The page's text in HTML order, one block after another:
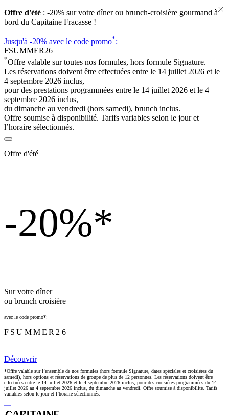
Offre d'été : -20% sur votre dîner ou brunch-croisière gourmand à
bord du Capitaine Fracasse !
Jusqu'à -20% avec le code promo*:
FSUMMER26
*Offre valable sur toutes nos formules, hors formule Signature.
Les réservations doivent être effectuées entre le 14 juillet 2026 et le
4 septembre 2026 inclus,
pour des prestations programmées entre le 14 juillet 2026 et le 4
septembre 2026 inclus,
du dimanche au vendredi (hors samedi), brunch inclus.
Offre soumise à disponibilité. Tarifs variables selon le jour et
l’horaire sélectionnés.
Offre d'été
-20%*
Sur votre dîner
ou brunch croisière
avec le code promo*:
FSUMMER26
Découvrir
*Offre valable sur l’ensemble de nos formules (hors formule Signature, dates spéciales et croisières du
samedi), hors options et réservations de groupe de plus de 12 personnes. Les réservations doivent être
effectuées entre le 14 juillet 2026 et le 4 septembre 2026 inclus, pour des croisières programmées du 14
juillet 2026 au 4 septembre 2026 inclus, du dimanche au vendredi. Offre soumise à disponibilité. Tarifs
variables selon le jour et l’horaire sélectionnés.